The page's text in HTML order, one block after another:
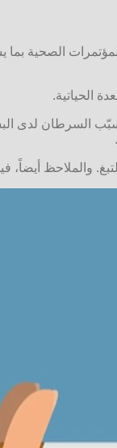
الصحية
الحياتية.
على نحو 4000 مادة كيميائية
من الأطفال، أنّ أحد الوالدين